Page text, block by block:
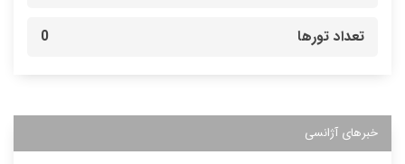
تعداد تورها 0
خبرهای آژانسی